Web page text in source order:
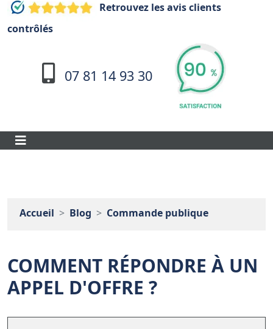
Retrouvez les avis clients
contrôlés
07 81 14 93 30
Accueil Blog Commande publique
COMMENT RÉPONDRE À UN
APPEL D'OFFRE ?